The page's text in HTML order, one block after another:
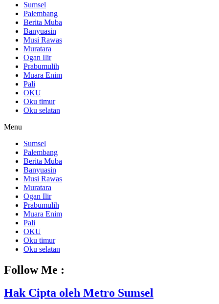
Sumsel
Palembang
Berita Muba
Banyuasin
Musi Rawas
Muratara
Ogan Ilir
Prabumulih
Muara Enim
Pali
OKU
Oku timur
Oku selatan
Menu
Sumsel
Palembang
Berita Muba
Banyuasin
Musi Rawas
Muratara
Ogan Ilir
Prabumulih
Muara Enim
Pali
OKU
Oku timur
Oku selatan
Follow Me :
Hak Cipta oleh Metro Sumsel